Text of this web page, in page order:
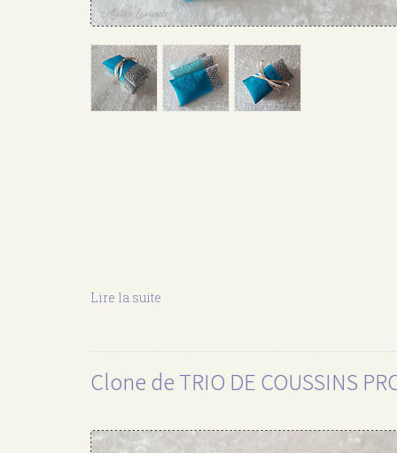
Lire la suite
TRIO
COUSSINS
Clone de TRIO DE COUSSINS